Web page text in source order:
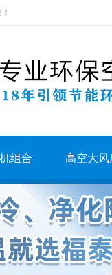
组合 高空大风